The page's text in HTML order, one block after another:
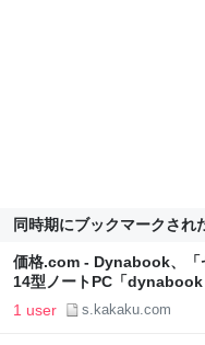
同時期にブックマークされ
価格.com - Dynabook、「
14型ノートPC「dynabook
1 user s.kakaku.com